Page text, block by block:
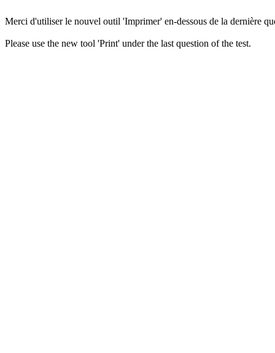
Merci d'utiliser le nouvel outil 'Imprimer' en-dessous de la dernière
Please use the new tool 'Print' under the last question of the test.